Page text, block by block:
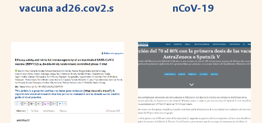
vacuna ad26.cov2.s
nCoV-19